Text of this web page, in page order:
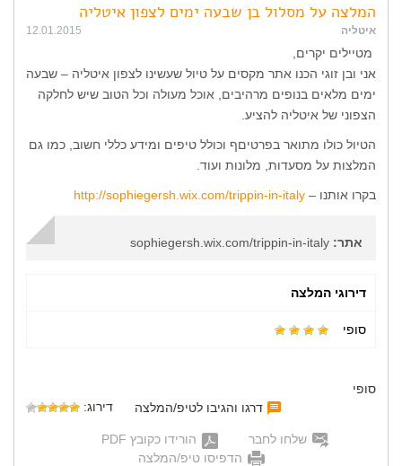
המלצה על מסלול בן שבעה ימים לצפון איטליה
איטליה 12.01.2015
מטיילים יקרים,
אני ובן זוגי הכנו אתר מקסים על טיול שעשינו לצפון איטליה – שבעה
ימים מלאים בנופים מרהיבים, אוכל מעולה וכל הטוב שיש לחלקה
הצפוני של איטליה להציע.
הטיול כולו מתואר בפרטיםף וכולל טיפים ומידע כללי חשוב, כמו גם
המלצות על מסעדות, מלונות ועוד.
בקרו אותנו –
אתר:
דירוגי המלצה
סופי
סופי
דרגו והגיבו לטיפ/המלצה
דירוג:
שלחו לחבר
הורידו כקובץ PDF
הדפיסו טיפ/המלצה